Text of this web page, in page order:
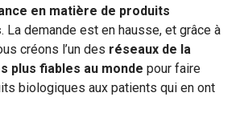
en matière de produits
. La demande est en hausse, et grâce à
créons l’un des réseaux de la
plus fiables au monde pour faire
biologiques aux patients qui en ont